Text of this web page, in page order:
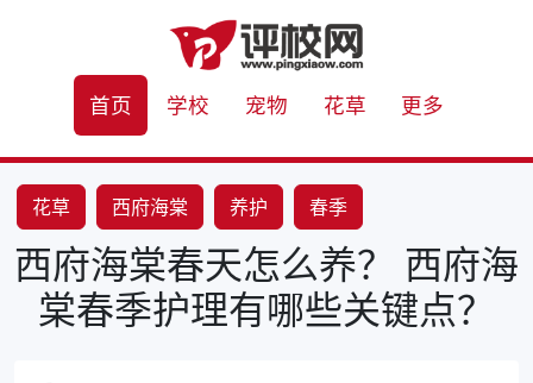
首页 学校 宠物 花草 更多
花草 西府海棠 养护 春季
西府海棠春天怎么养？ 西府海
棠春季护理有哪些关键点？